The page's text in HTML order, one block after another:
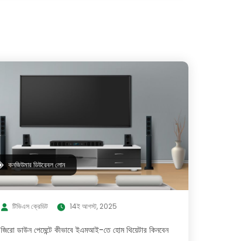
কনজিউমার ডিউরেবল লোন
টিভিএস ক্রেডিট 14ই আগস্ট, 2025
জিরো ডাউন পেমেন্টে কীভাবে ইএমআই-তে হোম থিয়েটার কিনবেন